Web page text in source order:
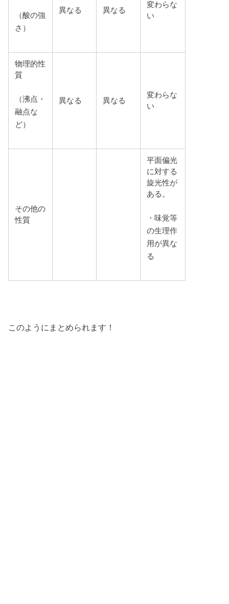
（酸の強
さ）
異なる 異なる
変わらな
い
物理的性
質
（沸点・
融点な
ど）
異なる 異なる
変わらな
い
その他の
性質
平面偏光
に対する
旋光性が
ある。
・味覚等
の生理作
用が異な
る
このようにまとめられます！